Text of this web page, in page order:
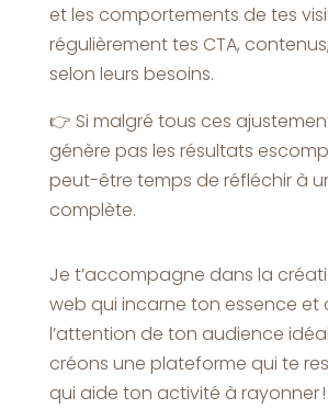
et les comportements de tes
régulièrement tes CTA,
selon leurs besoins.
👉 Si malgré tous ces
génère pas les résultats
peut-être temps de réfléchir à
complète.
Je t’accompagne dans la
web qui incarne ton essence et
l’attention de ton audience
créons une plateforme qui te
qui aide ton activité à rayonner !